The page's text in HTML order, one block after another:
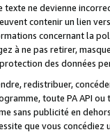
ne devienne
contenir un lien
concernant la
à ne pas retirer,
des données
redistribuer,
toute PA API
sans publicité en
que vous